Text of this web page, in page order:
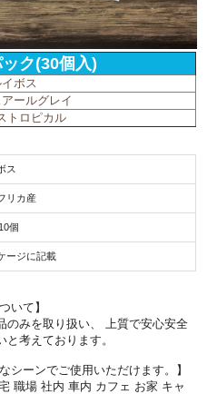
ク(30個入)
イボス
ールグレイ
トロピカル
ス
リカ産
個
ージに記載
いて】
のみを取り扱い、 上質で安心安全
考えております。
シーンでご使用いただけます。】
職場 社内 車内 カフェ お家 キャ